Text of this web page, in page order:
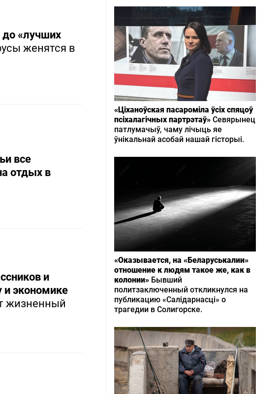
«лучших
женятся в
все
отдых в
и
экономике
жизненный
«Ціханоўская пасароміла ўсіх спяцоў
псіхалагічных партрэтаў» Севярынец
патлумачыў, чаму лічыць яе
ўнікальнай асобай нашай гісторыі.
«Оказывается, на «Беларуськалии»
отношение к людям такое же, как в
колонии» Бывший
политзаключенный откликнулся на
публикацию «Салідарнасці» о
трагедии в Солигорске.